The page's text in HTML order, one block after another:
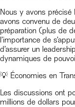
Nous y avons
avons convenu de
préparation (plus de
l’importance de
d’assurer un
dynamiques de
💡 Économies en
Les discussions ont
millions de dollars